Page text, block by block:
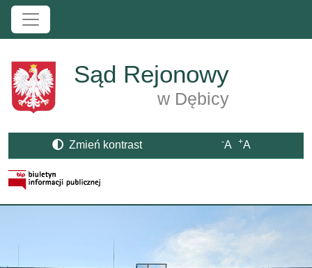
Przejdź do treści
Sąd Rejonowy
w Dębicy
Zmień kontrast -A +A
Strona BIP otwiera się w nowym oknie